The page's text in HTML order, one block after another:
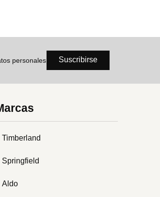
personales Suscribirse
Timberland
Springfield
Aldo